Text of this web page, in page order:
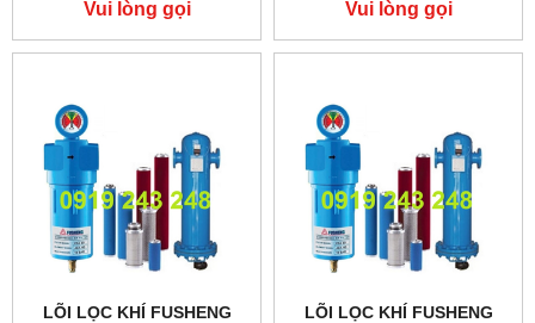
Vui lòng gọi Vui lòng gọi
LÕI LỌC KHÍ FUSHENG
LÕI LỌC KHÍ FUSHENG